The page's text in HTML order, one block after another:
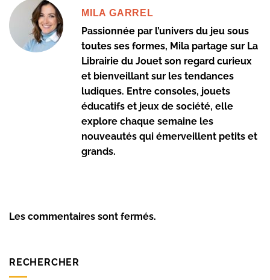
MILA GARREL
Passionnée par l’univers du jeu sous
toutes ses formes, Mila partage sur La
Librairie du Jouet son regard curieux
et bienveillant sur les tendances
ludiques. Entre consoles, jouets
éducatifs et jeux de société, elle
explore chaque semaine les
nouveautés qui émerveillent petits et
grands.
Les commentaires sont fermés.
RECHERCHER